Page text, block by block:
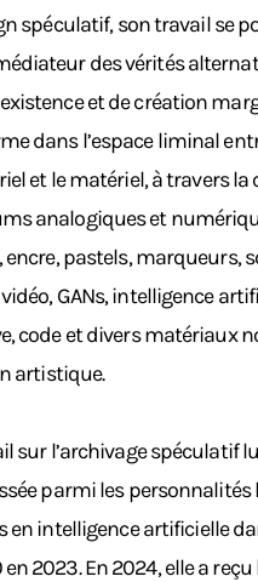
spéculatif, son travail se
des vérités
et de création
dans l’espace liminal
et le matériel, à travers
analogiques et
encre, pastels, marqueurs,
GANs, intelligence
code et divers matériaux
artistique.
sur l’archivage spéculatif
parmi les personnalités
en intelligence artificielle
en 2023. En 2024, elle a